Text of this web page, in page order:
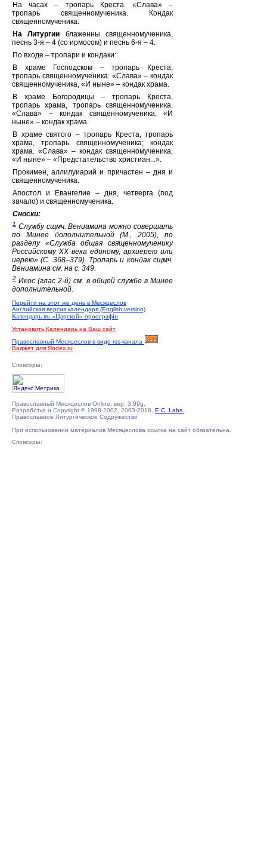
На часах – тропарь Креста. «Слава» –
тропарь священномученика. Кондак
священномученика.
На Литургии блаженны священномученика,
песнь 3-я – 4 (со ирмосом) и песнь 6-я – 4.
По входе – тропари и кондаки:
В храме Господском – тропарь Креста,
тропарь священномученика. «Слава» – кондак
священномученика, «И ныне» – кондак храма.
В храме Богородицы – тропарь Креста,
тропарь храма, тропарь священномученика.
«Слава» – кондак священномученика, «И
ныне» – кондак храма.
В храме святого – тропарь Креста, тропарь
храма, тропарь священномученика; кондак
храма. «Слава» – кондак священномученика,
«И ныне» – «Предстательство христиан...».
Прокимен, аллилуиарий и причастен – дня и
священномученика.
Апостол и Евангелие – дня, четверга (под
зачало) и священномученика.
Сноски:
1 Службу сщмч. Вениамина можно совершать
по Минее дополнительной (М., 2005), по
разделу «Служба общая священномученику
Российскому XX века единому, архиерею или
иерею» (С. 368–379). Тропарь и кондак сщмч.
Вениамина см. на с. 349.
2 Икос (глас 2-й) см. в общей службе в Минее
дополнительной.
Перейти на этот же день в Месяцеслов
Английская версия календаря (English version)
Календарь въ «Царской» орѳографiи
Установить Календарь на Ваш сайт
Православный Месяцеслов в виде rss-канала
Виджет для Яndex.ru
Спонсоры:
Православный Месяцеслов Online, вер. 3.99g.
Разработка и Copyright © 1998-2002, 2003-2018, E.C. Labs.
Православное Литургическое Содружество
При использовании материалов Месяцеслова ссылка на сайт обязательна.
Спонсоры: